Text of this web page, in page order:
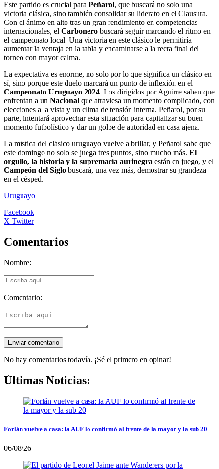
Este partido es crucial para Peñarol, que buscará no solo una
victoria clásica, sino también consolidar su liderato en el Clausura.
Con el ánimo en alto tras un gran rendimiento en competencias
internacionales, el Carbonero buscará seguir marcando el ritmo en
el campeonato local. Una victoria en este clásico le permitiría
aumentar la ventaja en la tabla y encaminarse a la recta final del
torneo con mayor calma.
La expectativa es enorme, no solo por lo que significa un clásico en
sí, sino porque este duelo marcará un punto de inflexión en el
Campeonato Uruguayo 2024. Los dirigidos por Aguirre saben que
enfrentan a un Nacional que atraviesa un momento complicado, con
elecciones a la vista y un clima de tensión interna. Peñarol, por su
parte, intentará aprovechar esta situación para capitalizar su buen
momento futbolístico y dar un golpe de autoridad en casa ajena.
La mística del clásico uruguayo vuelve a brillar, y Peñarol sabe que
este domingo no solo se juega tres puntos, sino mucho más. El
orgullo, la historia y la supremacía aurinegra están en juego, y el
Campeón del Siglo buscará, una vez más, demostrar su grandeza
en el césped.
Uruguayo
Facebook
X Twitter
Comentarios
Nombre:
Comentario:
No hay comentarios todavía. ¡Sé el primero en opinar!
Últimas Noticias:
Forlán vuelve a casa: la AUF lo confirmó al frente de la mayor y la sub 20
06/08/26